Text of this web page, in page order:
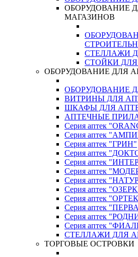
ОБОРУДОВАНИЕ
МАГАЗИНОВ
СТЕЛЛАЖИ
СТОЙКИ
ОБОРУДОВАНИЕ ДЛЯ
ОБОРУДОВАНИЕ
ВИТРИНЫ ДЛЯ
ШКАФЫ ДЛЯ
АПТЕЧНЫЕ
Серия аптек
Серия аптек
Серия аптек "ГРИН"
Серия аптек
Серия аптек
Серия аптек
Серия аптек
Серия аптек
Серия аптек
Серия аптек
Серия аптек
Серия аптек
СТЕЛЛАЖИ ДЛЯ
ТОРГОВЫЕ ОСТРОВКИ